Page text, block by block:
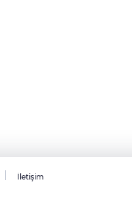
İletişim